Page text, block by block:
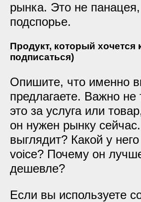
рынка. Это не
подспорье.
Продукт, который хочется
подписаться)
Опишите, что именно
предлагаете. Важно не
это за услуга или
он нужен рынку
выглядит? Какой у
voice? Почему он
дешевле?
Если вы используете